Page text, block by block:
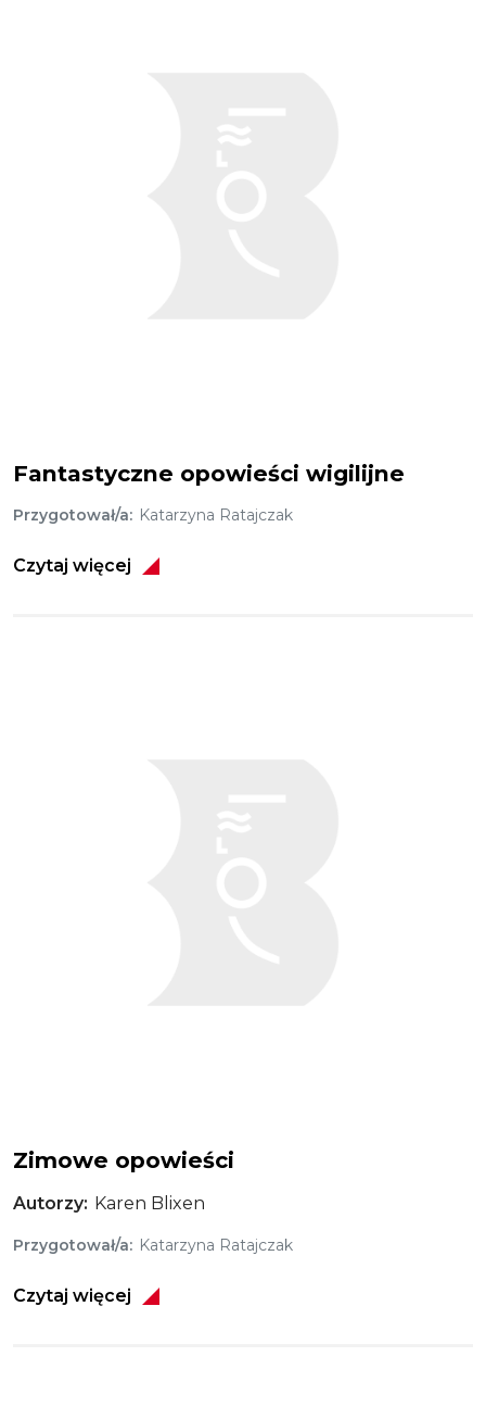
Fantastyczne opowieści wigilijne
Przygotował/a Katarzyna Ratajczak
Czytaj więcej
Zimowe opowieści
Autorzy Karen Blixen
Przygotował/a Katarzyna Ratajczak
Czytaj więcej